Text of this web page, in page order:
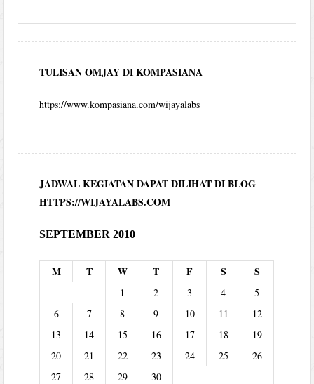
TULISAN OMJAY DI KOMPASIANA
https://www.kompasiana.com/wijayalabs
JADWAL KEGIATAN DAPAT DILIHAT DI BLOG
HTTPS://WIJAYALABS.COM
SEPTEMBER 2010
M T W T F S S
1 2 3 4
5
6
7 8 9 10 11
12
13
14 15 16 17 18
19
20
21 22 23 24 25
26
27
28 29
30